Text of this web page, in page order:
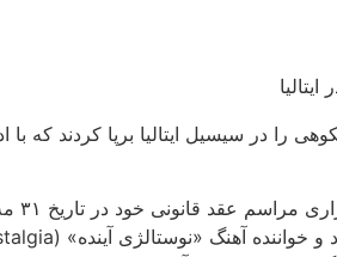
در سیسیل ایتالیا برپا کردند که